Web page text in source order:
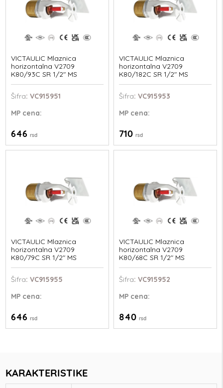
VICTAULIC Mlaznica
horizontalna V2709
K80/93C SR 1/2" MS
Šifra: VC915951
MP cena:
646rsd
VICTAULIC Mlaznica
horizontalna V2709
K80/182C SR 1/2" MS
Šifra: VC915953
MPcena:
710 rsd
VICTAULIC Mlaznica
horizontalna V2709
K80/79C SR 1/2" MS
Šifra: VC915955
MP cena:
646rsd
VICTAULIC Mlaznica
horizontalna V2709
K80/68C SR 1/2" MS
Šifra: VC915952
MPcena:
840 rsd
KARAKTERISTIKE